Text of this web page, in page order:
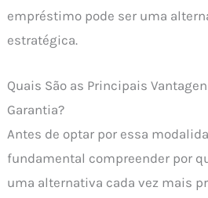
empréstimo pode ser uma
estratégica.
Quais São as Principais
Garantia?
Antes de optar por essa
fundamental compreender por
uma alternativa cada vez mais